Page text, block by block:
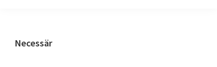
Necessär